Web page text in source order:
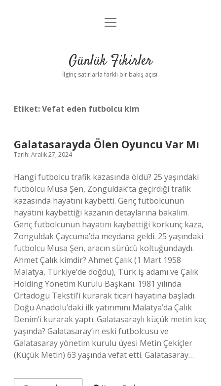
Anasayfa
Yasal Uyarı
menüyü
Günlük Fikirler
İlginç satırlarla farklı bir bakış açısı.
Etiket:Vefat eden futbolcu kim
Galatasarayda Ölen Oyuncu Var Mı
Tarih: Aralık 27, 2024
Hangi futbolcu trafik kazasında öldü? 25 yaşındaki
futbolcu Musa Şen, Zonguldak’ta geçirdiği trafik
kazasında hayatını kaybetti. Genç futbolcunun
hayatını kaybettiği kazanın detaylarına bakalım.
Genç futbolcunun hayatını kaybettiği korkunç kaza,
Zonguldak Çaycuma’da meydana geldi. 25 yaşındaki
futbolcu Musa Şen, aracın sürücü koltuğundaydı.
Ahmet Çalık kimdir? Ahmet Çalık (1 Mart 1958
Malatya, Türkiye’de doğdu), Türk iş adamı ve Çalık
Holding Yönetim Kurulu Başkanı. 1981 yılında
Ortadogu Tekstil’i kurarak ticari hayatına başladı.
Doğu Anadolu’daki ilk yatırımını Malatya’da Çalık
Denim’i kurarak yaptı. Galatasaraylı küçük metin kaç
yaşında? Galatasaray’ın eski futbolcusu ve
Galatasaray yönetim kurulu üyesi Metin Çekiçler
(Küçük Metin) 63 yaşında vefat etti. Galatasaray…